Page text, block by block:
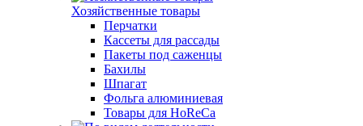
Хозяйственные товары
Перчатки
Кассеты для рассады
Пакеты под саженцы
Бахилы
Шпагат
Фольга алюминиевая
Товары для HoReCa